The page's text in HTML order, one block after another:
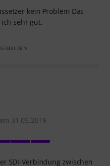
kein Problem Das
sehr gut.
MELDEN
31.05.2019
SDI-Verbindung zwischen